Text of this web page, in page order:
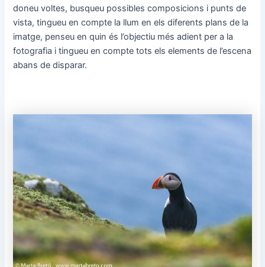
doneu voltes, busqueu possibles composicions i punts de
vista, tingueu en compte la llum en els diferents plans de la
imatge, penseu en quin és l’objectiu més adient per a la
fotografia i tingueu en compte tots els elements de l’escena
abans de disparar.